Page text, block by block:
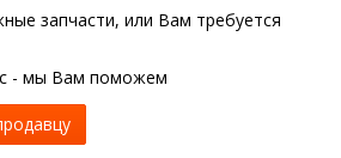
запчасти, или Вам требуется
- мы Вам поможем